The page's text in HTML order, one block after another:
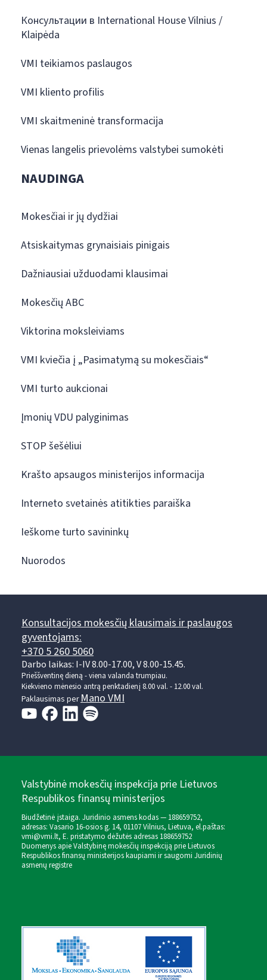
Консультации в International House Vilnius /
Klaipėda
VMI teikiamos paslaugos
VMI kliento profilis
VMI skaitmeninė transformacija
Vienas langelis prievolėms valstybei sumokėti
NAUDINGA
Mokesčiai ir jų dydžiai
Atsiskaitymas grynaisiais pinigais
Dažniausiai užduodami klausimai
Mokesčių ABC
Viktorina moksleiviams
VMI kviečia į „Pasimatymą su mokesčiais“
VMI turto aukcionai
Įmonių VDU palyginimas
STOP šešėliui
Krašto apsaugos ministerijos informacija
Interneto svetainės atitikties paraiška
Ieškome turto savininkų
Nuorodos
Konsultacijos mokesčių klausimais ir paslaugos
gyventojams:
+370 5 260 5060
Darbo laikas: I-IV 8.00-17.00, V 8.00-15.45.
Prieššventinę dieną - viena valanda trumpiau.
Kiekvieno mėnesio antrą penktadienį 8.00 val. - 12.00 val.
Paklausimas perMano VMI
Valstybinė mokesčių inspekcija prie Lietuvos
Respublikos finansų ministerijos
Biudžetinė įstaiga. Juridinio asmens kodas — 188659752,
adresas: Vasario 16-osios g. 14, 01107 Vilnius, Lietuva, el.paštas:
vmi@vmi.lt, E. pristatymo dėžutės adresas 188659752
Duomenys apie Valstybinę mokesčių inspekciją prie Lietuvos
Respublikos finansų ministerijos kaupiami ir saugomi Juridinių
asmenų registre